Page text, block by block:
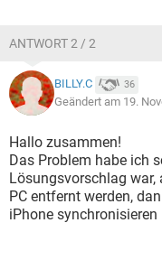
ANTWORT 2 / 2
BILLY.C 36
Geändert am 19.
Hallo zusammen!
Das Problem habe ich
Lösungsvorschlag war,
PC entfernt werden,
iPhone